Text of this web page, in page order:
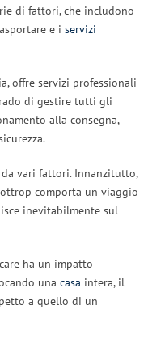
di fattori, che includono
e i servizi
offre servizi professionali
di gestire tutti gli
alla consegna,
vari fattori. Innanzitutto,
comporta un viaggio
inevitabilmente sul
ha un impatto
una casa intera, il
a quello di un